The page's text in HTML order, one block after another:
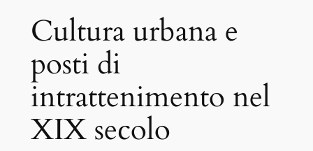
Cultura urbana e
posti di
intrattenimento nel
XIX secolo